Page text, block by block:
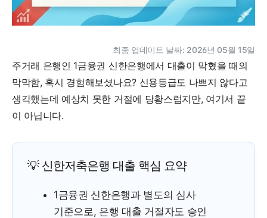
최종 업데이트 날짜: 2026년 05월 15일
주거래 은행인 1금융권 신한은행에서 대출이 막혔을 때의
막막함, 혹시 경험해보셨나요? 신용등급도 나쁘지 않다고
생각했는데 예상치 못한 거절에 당황스럽지만, 여기서 끝
이 아닙니다.
💡 신한저축은행 대출 핵심 요약
1금융권 신한은행과 별도의 심사
기준으로, 은행 대출 거절자도 승인